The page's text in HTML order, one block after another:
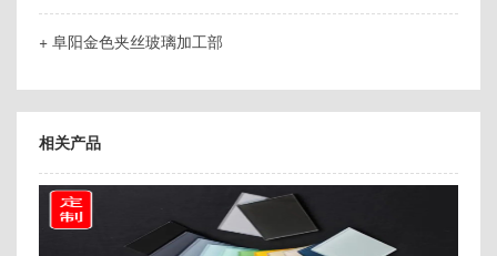
+ 阜阳金色夹丝玻璃加工部
相关产品